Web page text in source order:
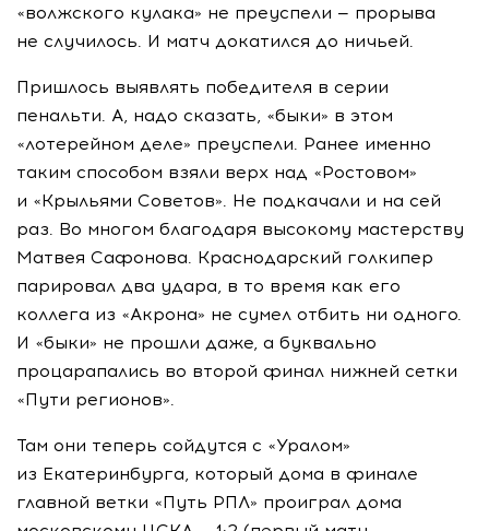
«волжского кулака» не преуспели — прорыва
не случилось. И матч докатился до ничьей.
Пришлось выявлять победителя в серии
пенальти. А, надо сказать, «быки» в этом
«лотерейном деле» преуспели. Ранее именно
таким способом взяли верх над «Ростовом»
и «Крыльями Советов». Не подкачали и на сей
раз. Во многом благодаря высокому мастерству
Матвея Сафонова. Краснодарский голкипер
парировал два удара, в то время как его
коллега из «Акрона» не сумел отбить ни одного.
И «быки» не прошли даже, а буквально
процарапались во второй финал нижней сетки
«Пути регионов».
Там они теперь сойдутся с «Уралом»
из Екатеринбурга, который дома в финале
главной ветки «Путь РПЛ» проиграл дома